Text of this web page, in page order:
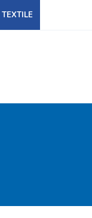
TEXTILE